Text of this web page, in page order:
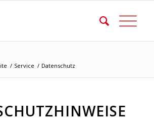
/ Service / Datenschutz